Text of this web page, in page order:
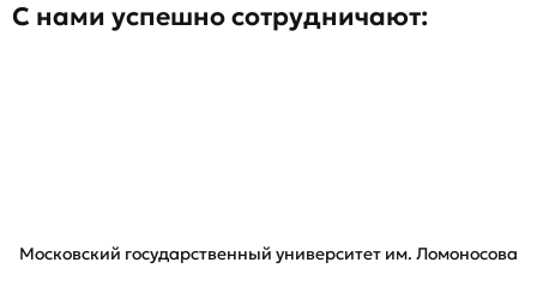
С нами успешно сотрудничают:
Московский государственный университет им. Ломоносова